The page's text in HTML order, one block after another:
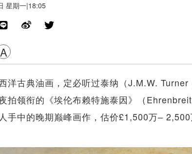
星期一|18:05
A
洋古典油画，定必听过泰纳（J.M.W.
拍领衔的《埃伦布赖特施泰因》（
手中的晚期巅峰画作，估价£1,500万–